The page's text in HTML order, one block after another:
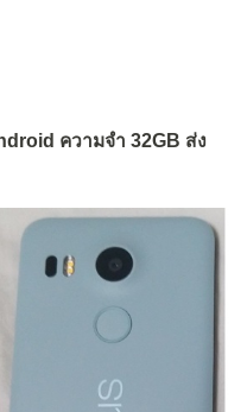
ความจำ 32GB ส่ง